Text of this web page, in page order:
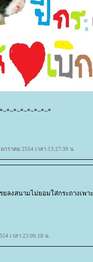
กราคม 2554 เวลา:13:27:39 น.
ยลงสนามไม่ยอมใส่กระถางเพ
เวลา:23:06:18 น.